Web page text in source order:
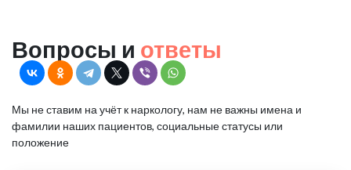
Вопросы и ответы
Мы не ставим на учёт к наркологу, нам не важны имена и
фамилии наших пациентов, социальные статусы или
положение